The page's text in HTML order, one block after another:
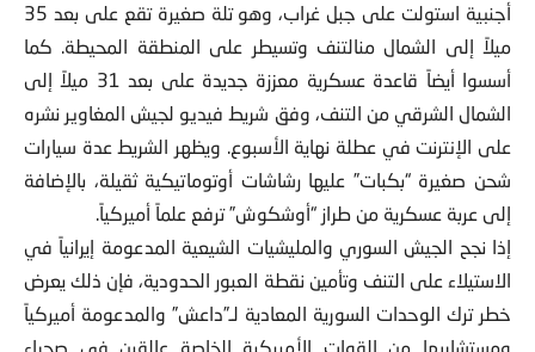
أجنبية استولت على جبل غراب، وهو تلة صغيرة تقع على بعد 35
ميلاً إلى الشمال منالتنف وتسيطر على المنطقة المحيطة. كما
أسسوا أيضاً قاعدة عسكرية معززة جديدة على بعد 31 ميلاً إلى
الشمال الشرقي من التنف، وفق شريط فيديو لجيش المغاوير نشره
على الإنترنت في عطلة نهاية الأسبوع. ويظهر الشريط عدة سيارات
شحن صغيرة “بكبات” عليها رشاشات أوتوماتيكية ثقيلة، بالإضافة
إلى عربة عسكرية من طراز “أوشكوش” ترفع علماً أميركياً.
إذا نجح الجيش السوري والمليشيات الشيعية المدعومة إيرانياً في
الاستيلاء على التنف وتأمين نقطة العبور الحدودية، فإن ذلك يعرض
خطر ترك الوحدات السورية المعادية لـ”داعش” والمدعومة أميركياً
ومستشاريها من القوات الأميركية الخاصة عالقين في صحراء